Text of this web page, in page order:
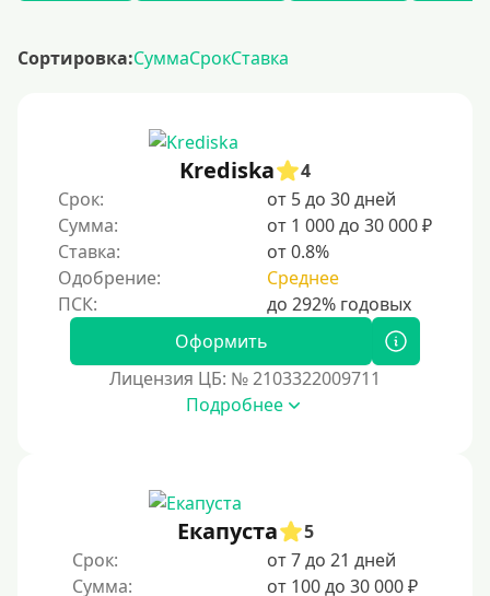
Сортировка:СуммаСрокСтавка
Krediska
4
Срок:
от 5 до 30 дней
Сумма:
от 1 000 до 30 000 ₽
Ставка:
от 0.8%
Одобрение:
Среднее
Оформить
Лицензия ЦБ: № 2103322009711
Подробнее
Екапуста
5
Срок:
от 7 до 21 дней
Сумма:
от 100 до 30 000 ₽